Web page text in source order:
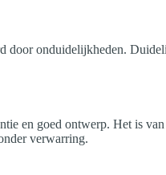
door onduidelijkheden.
en goed ontwerp. Het is
verwarring.